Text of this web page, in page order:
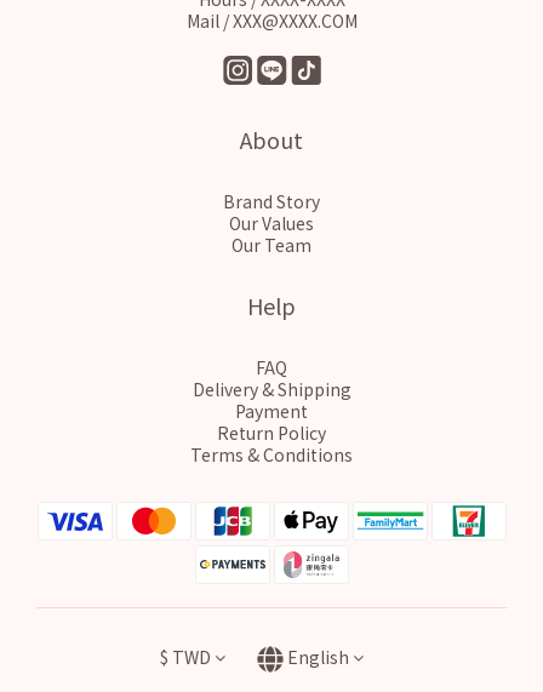
Mail / XXX@XXXX.COM
About
Brand Story
Our Values
Our Team
Help
FAQ
Delivery & Shipping
Payment
Return Policy
Terms & Conditions
$ TWD English